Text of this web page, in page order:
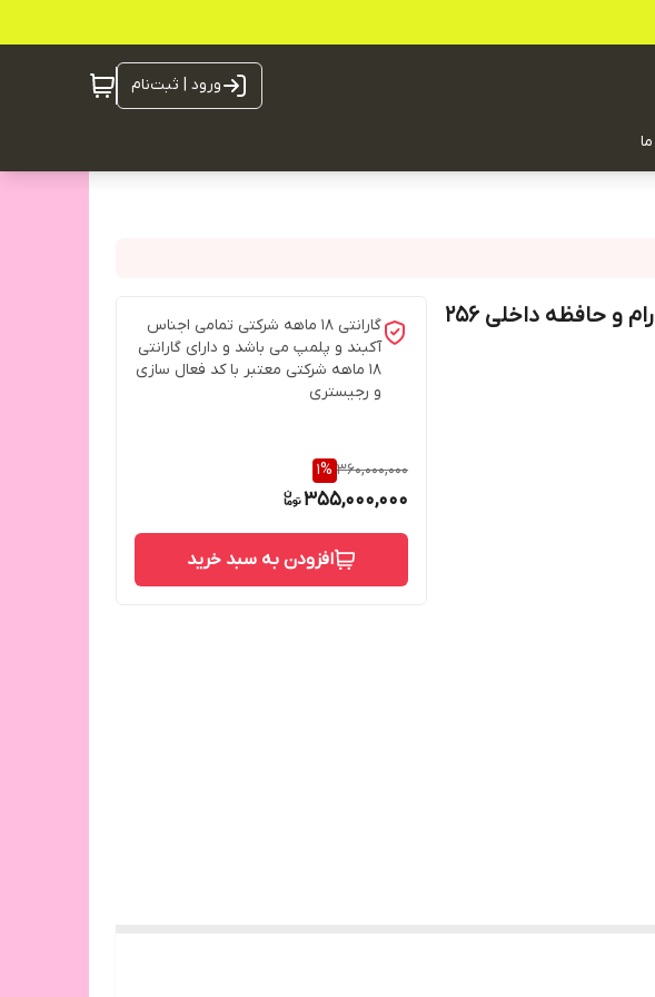
ورود | ثبت‌نام
گلکسی S26 اولترا سامسونگ رم 12 گیگ رام و حافظه داخلی 256
گارانتی ۱۸ ماهه شرکتی تمامی اجناس
آکبند و پلمپ می باشد و دارای گارانتی
۱۸ ماهه شرکتی معتبر با کد فعال سازی
و رجیستری
360,000,000
1%
355,000,000
افزودن به سبد خرید